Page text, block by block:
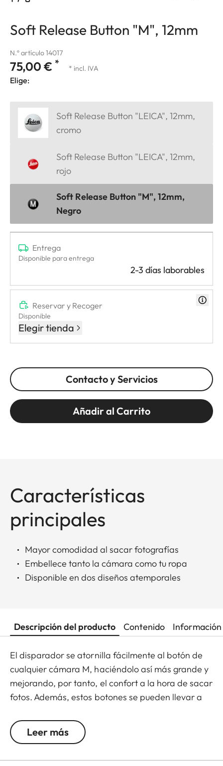
Soft Release Button "M", 12mm
N.º artículo 14017
75,00 € * * incl. IVA
Elige:
Soft Release Button "LEICA", 12mm,
cromo
Soft Release Button "LEICA", 12mm,
rojo
Soft Release Button "M", 12mm,
Negro
Entrega
Disponible para entrega
2-3 días laborables
Reservar y Recoger
Disponible
Elegir tienda
Contacto y Servicios
Añadir al Carrito
Características
principales
Mayor comodidad al sacar fotografías
Embellece tanto la cámara como tu ropa
Disponible en dos diseños atemporales
Descripción del producto Contenido
El disparador se atornilla fácilmente al botón de
cualquier cámara M, haciéndolo así más grande y
mejorando, por tanto, el confort a la hora de sacar
fotos. Además, estos botones se pueden llevar a
convirtiéndolo así en un accesorio de moda tanto
para tu cámara como para tu ropa. Disponible en
Leer más